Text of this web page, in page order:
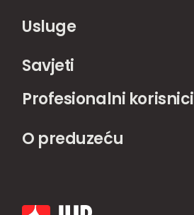
Usluge
Savjeti
Profesionalni korisnici
O preduzeću